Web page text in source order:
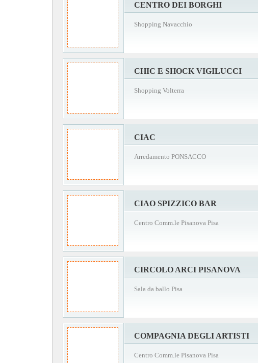
CENTRO DEI BORGHI
Shopping Navacchio
CHIC E SHOCK VIGILUCCI
Shopping Volterra
CIAC
Arredamento PONSACCO
CIAO SPIZZICO BAR
Centro Comm.le Pisanova Pisa
CIRCOLO ARCI PISANOVA
Sala da ballo Pisa
COMPAGNIA DEGLI ARTISTI
Centro Comm.le Pisanova Pisa